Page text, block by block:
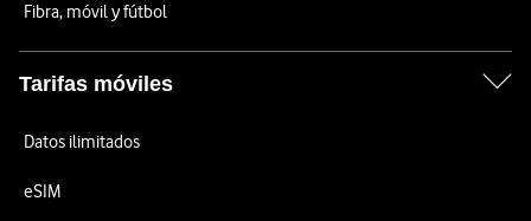
Fibra, móvil y fútbol
Tarifas móviles
Datos ilimitados
eSIM